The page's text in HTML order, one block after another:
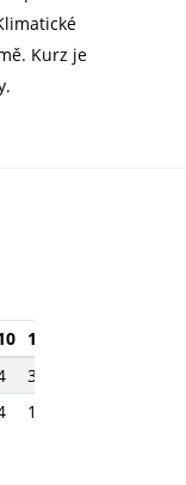
Kurz je
11
3
18